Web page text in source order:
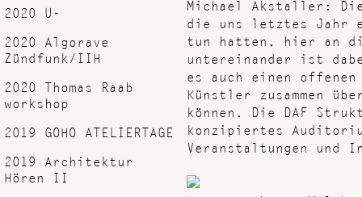
2020 U-
2020 Algorave
Zündfunk/IIH
2020 Thomas Raab
workshop
2019 GOHO ATELIERTAGE
2019 Architektur
Hören II
Michael Akstaller:
die uns letztes Jahr
tun hatten, hier an
untereinander ist
es auch einen offenen
Künstler zusammen
können. Die DAF
konzipiertes
Veranstaltungen und